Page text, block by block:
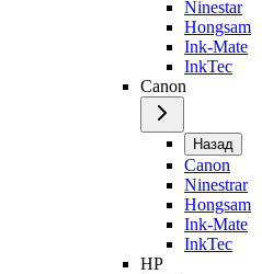
Ninestar
Hongsam
Ink-Mate
InkTec
Canon
Назад
Canon
Ninestrar
Hongsam
Ink-Mate
InkTec
HP